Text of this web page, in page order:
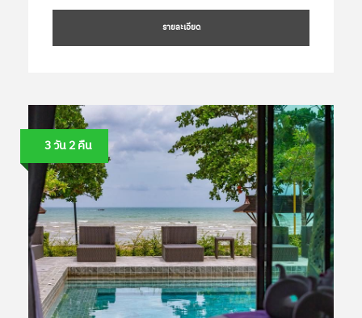
รายละเอียด
3 วัน 2 คืน